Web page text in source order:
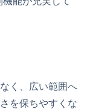
く、広い範囲へ
を保ちやすくな